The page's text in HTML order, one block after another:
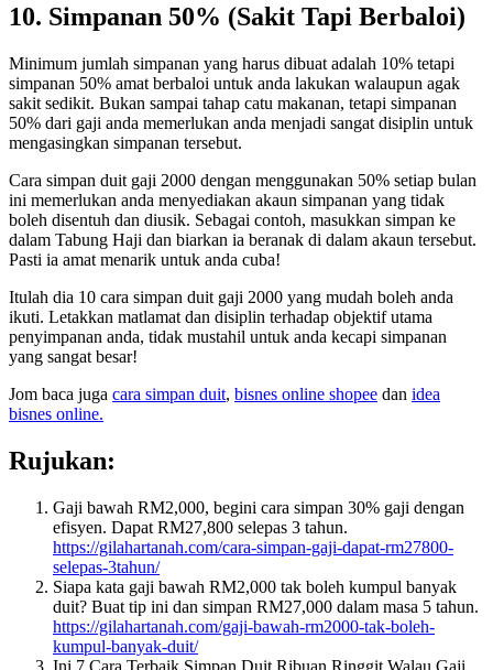
10. Simpanan 50% (Sakit Tapi Berbaloi)
Minimum jumlah simpanan yang harus dibuat adalah 10% tetapi
simpanan 50% amat berbaloi untuk anda lakukan walaupun agak
sakit sedikit. Bukan sampai tahap catu makanan, tetapi simpanan
50% dari gaji anda memerlukan anda menjadi sangat disiplin untuk
mengasingkan simpanan tersebut.
Cara simpan duit gaji 2000 dengan menggunakan 50% setiap bulan
ini memerlukan anda menyediakan akaun simpanan yang tidak
boleh disentuh dan diusik. Sebagai contoh, masukkan simpan ke
dalam Tabung Haji dan biarkan ia beranak di dalam akaun tersebut.
Pasti ia amat menarik untuk anda cuba!
Itulah dia 10 cara simpan duit gaji 2000 yang mudah boleh anda
ikuti. Letakkan matlamat dan disiplin terhadap objektif utama
penyimpanan anda, tidak mustahil untuk anda kecapi simpanan
yang sangat besar!
Jom baca juga cara simpan duit, bisnes online shopee dan idea
bisnes online.
Rujukan:
Gaji bawah RM2,000, begini cara simpan 30% gaji dengan
efisyen. Dapat RM27,800 selepas 3 tahun.
https://gilahartanah.com/cara-simpan-gaji-dapat-rm27800-
selepas-3tahun/
Siapa kata gaji bawah RM2,000 tak boleh kumpul banyak
duit? Buat tip ini dan simpan RM27,000 dalam masa 5 tahun.
https://gilahartanah.com/gaji-bawah-rm2000-tak-boleh-
kumpul-banyak-duit/
Ini 7 Cara Terbaik Simpan Duit Ribuan Ringgit Walau Gaji